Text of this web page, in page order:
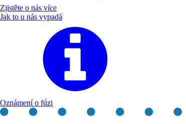
Zjistěte o nás více
Jak to u nás vypadá
Oznámení o fúzi